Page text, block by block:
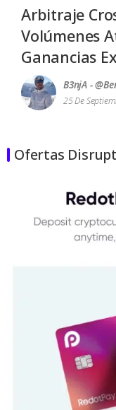
Arbitraje
Volúmenes
Ganancias
B3njA -
25 De
Ofertas